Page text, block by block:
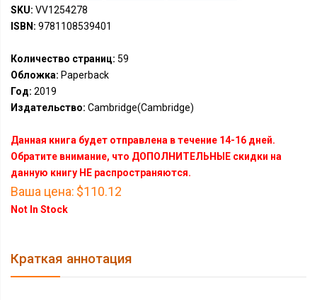
SKU: VV1254278
ISBN: 9781108539401
Количество страниц: 59
Обложка: Paperback
Год: 2019
Издательство: Cambridge(Cambridge)
Данная книга будет отправлена в течение 14-16 дней.
Обратите внимание, что ДОПОЛНИТЕЛЬНЫЕ скидки на
данную книгу НЕ распространяются.
Ваша цена: $110.12
Not In Stock
Краткая аннотация